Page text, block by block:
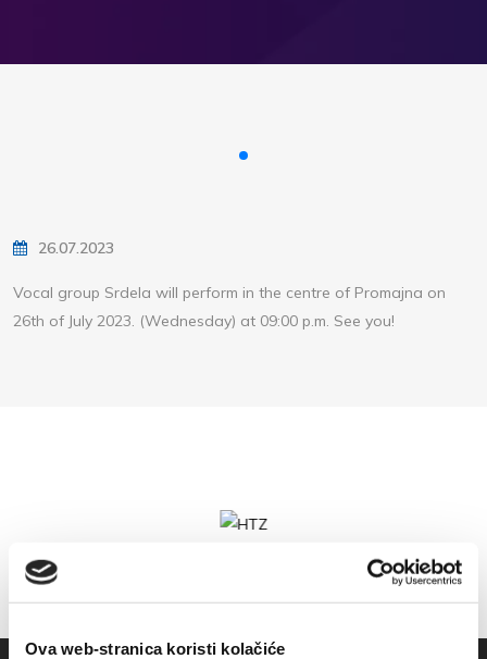
Ova web-stranica koristi kolačiće
26.07.2023
Vocal group Srdela will perform in the centre of Promajna on
26th of July 2023. (Wednesday) at 09:00 p.m. See you!